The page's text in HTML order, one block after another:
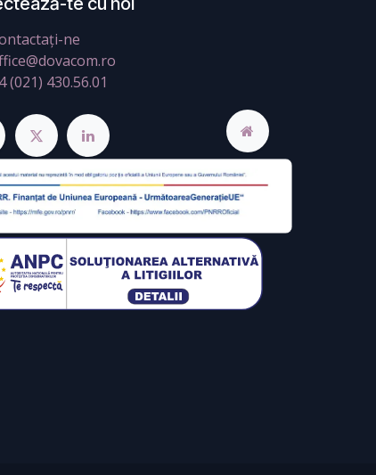
ne
(021) 430.56.01